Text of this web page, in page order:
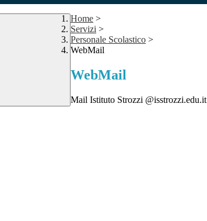
Home >
Servizi >
Personale Scolastico >
WebMail
WebMail
Mail Istituto Strozzi @isstrozzi.edu.it